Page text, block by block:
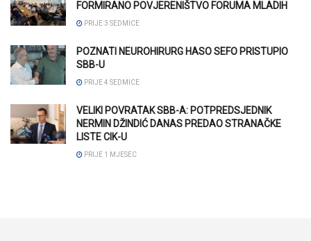
FORMIRANO POVJERENIŠTVO FORUMA MLADIH
PRIJE 3 SEDMICE
POZNATI NEUROHIRURG HASO SEFO PRISTUPIO
SBB-U
PRIJE 4 SEDMICE
VELIKI POVRATAK SBB-A: POTPREDSJEDNIK
NERMIN DŽINDIĆ DANAS PREDAO STRANAČKE
LISTE CIK-U
PRIJE 1 MJESEC